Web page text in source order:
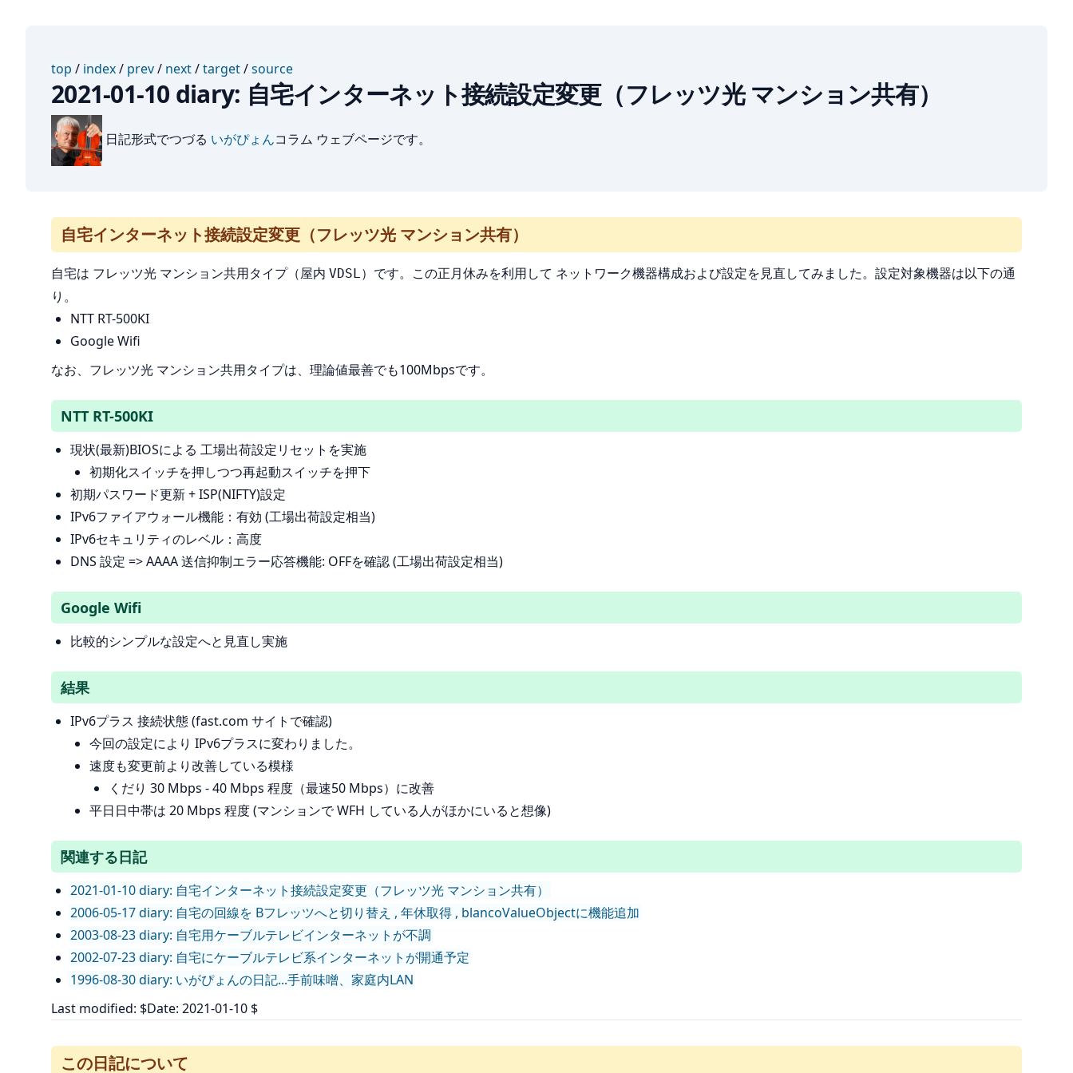
top / index/ prev/ next/target/source
2021-01-10 diary: 自宅インターネット接続設定変更（フレッツ光 マンション共有）
日記形式でつづる いがぴょんコラム ウェブページです。
自宅インターネット接続設定変更（フレッツ光 マンション共有）
自宅は フレッツ光 マンション共用タイプ（屋内 VDSL）です。この正月休みを利用して ネットワーク機器構成および設定を見直してみました。設定対象機器は以下の通
り。
NTT RT-500KI
Google Wifi
なお、フレッツ光 マンション共用タイプは、理論値最善でも100Mbpsです。
NTT RT-500KI
現状(最新)BIOSによる 工場出荷設定リセットを実施
初期化スイッチを押しつつ再起動スイッチを押下
初期パスワード更新 + ISP(NIFTY)設定
IPv6ファイアウォール機能：有効 (工場出荷設定相当)
IPv6セキュリティのレベル：高度
DNS 設定 => AAAA 送信抑制エラー応答機能: OFFを確認 (工場出荷設定相当)
Google Wifi
比較的シンプルな設定へと見直し実施
結果
IPv6プラス 接続状態 (fast.com サイトで確認)
今回の設定により IPv6プラスに変わりました。
速度も変更前より改善している模様
くだり 30 Mbps - 40 Mbps 程度（最速50 Mbps）に改善
平日日中帯は 20 Mbps 程度 (マンションで WFH している人がほかにいると想像)
関連する日記
2021-01-10 diary: 自宅インターネット接続設定変更（フレッツ光 マンション共有）
2006-05-17 diary: 自宅の回線を Bフレッツへと切り替え , 年休取得 , blancoValueObjectに機能追加
2003-08-23 diary: 自宅用ケーブルテレビインターネットが不調
2002-07-23 diary: 自宅にケーブルテレビ系インターネットが開通予定
1996-08-30 diary: いがぴょんの日記...手前味噌、家庭内LAN
Last modified: $Date: 2021-01-10 $
この日記について